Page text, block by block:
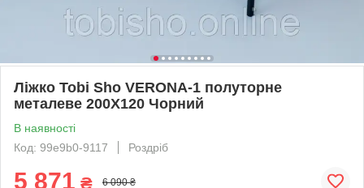
Ліжко Tobi Sho VERONA-1 полуторне
металеве 200X120 Чорний
В наявності
Код: 99e9b0-9117
Роздріб
5 871 ₴ 6 090 ₴